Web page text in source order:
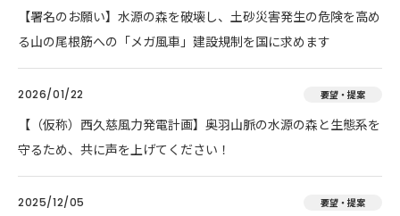
【署名のお願い】水源の森を破壊し、土砂災害発生の危険を高め
る山の尾根筋への「メガ風車」建設規制を国に求めます
2026/01/22 要望・提案
【（仮称）西久慈風力発電計画】奥羽山脈の水源の森と生態系を
守るため、共に声を上げてください！
2025/12/05 要望・提案